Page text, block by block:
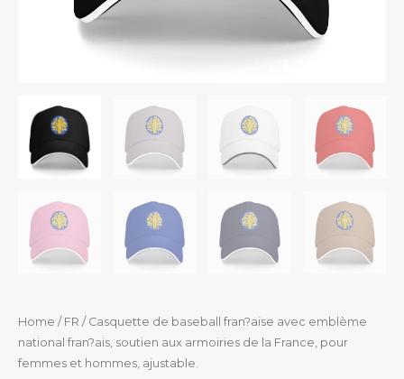
Home / FR / Casquette de baseball fran?aise avec emblème
national fran?ais, soutien aux armoiries de la France, pour
femmes et hommes, ajustable.